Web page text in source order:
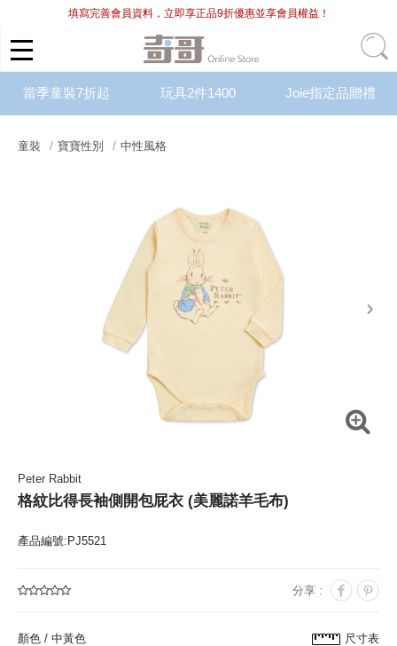
填寫完善會員資料，立即享正品9折優惠並享會員權益！
當季童裝7折起 玩具2件1400 Joie指定品贈禮
童裝 寶寶性別 中性風格
next
Peter Rabbit
格紋比得長袖側開包屁衣 (美麗諾羊毛布)
產品編號:PJ5521
分享 :
顏色 / 中黃色 尺寸表